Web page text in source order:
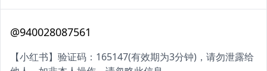
@940028087561
【小红书】验证码：165147(有效期为3分钟)，请勿泄露给